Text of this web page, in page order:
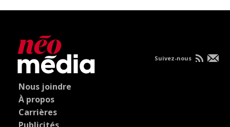
Nous joindre
À propos
Carrières
Suivez-nous